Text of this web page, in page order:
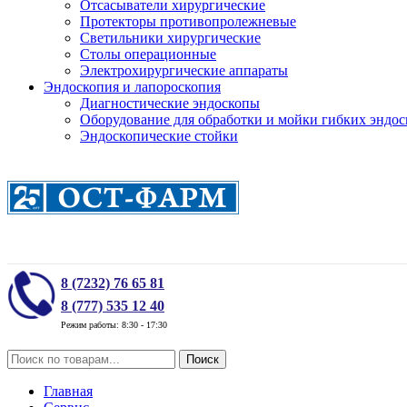
Отсасыватели хирургические
Протекторы противопролежневые
Светильники хирургические
Столы операционные
Электрохирургические аппараты
Эндоскопия и лапороскопия
Диагностические эндоскопы
Оборудование для обработки и мойки гибких
Эндоскопические стойки
8 (7232) 76 65 81
8 (777) 535 12 40
Режим работы: 8:30 - 17:30
Поиск
Главная